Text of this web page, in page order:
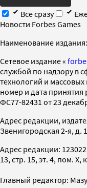
Все сразу
Новости Forbes Games
Наименование издания:
Cетевое издание «
службой по надзору в
технологий и
номер и дата
ФС77-82431 от 23
Адрес редакции,
Звенигородская 2-я, д.
Адрес редакции:
13, стр. 15, эт. 4, пом. X,
Главный редактор: